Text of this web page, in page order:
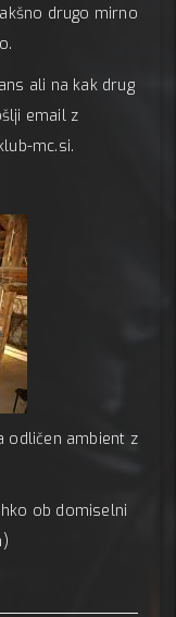
drugo mirno
ali na kak drug
email z
mc.si.
odličen ambient z
ob domiselni